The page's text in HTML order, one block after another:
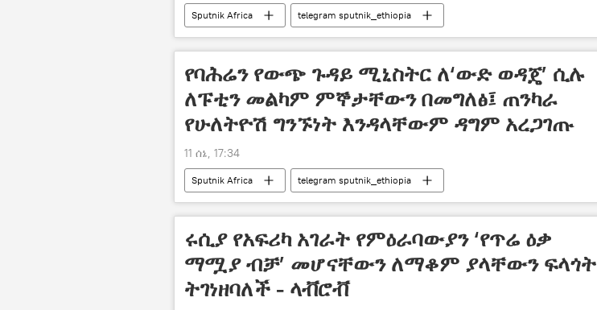
Sputnik Africa telegram sputnik_ethiopia
የባሕሬን የውጭ ጉዳይ ሚኒስትር ለ‘ውድ ወዳጄ’ ሲሉ
ለፑቲን መልካም ምኞታቸውን በመግለፅ፤ ጠንካራ
የሁለትዮሽ ግንኙነት እንዳላቸውም ዳግም አረጋገጡ
11 ሰኔ, 17:34
Sputnik Africa telegram sputnik_ethiopia
ሩሲያ የአፍሪካ አገራት የምዕራባውያን ‘የጥሬ ዕቃ
ማሟያ ብቻ’ መሆናቸውን ለማቆም ያላቸውን ፍላጎት
ትገነዘባለች - ላቭሮቭ